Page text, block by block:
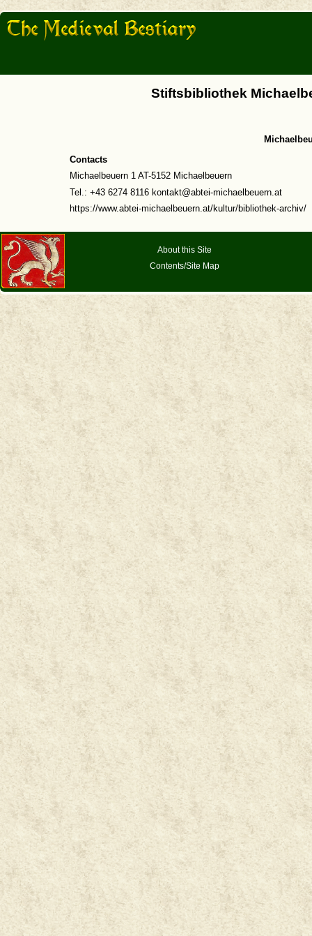
Stiftsbibliothek
Contacts
Michaelbeuern 1 AT-5152 Michaelbeuern
Tel.: +43 6274 8116 kontakt@abtei-michaelbeuern.at
https://www.abtei-michaelbeuern.at/kultur/bibliothek-archiv/
About this Site
Contents/Site Map